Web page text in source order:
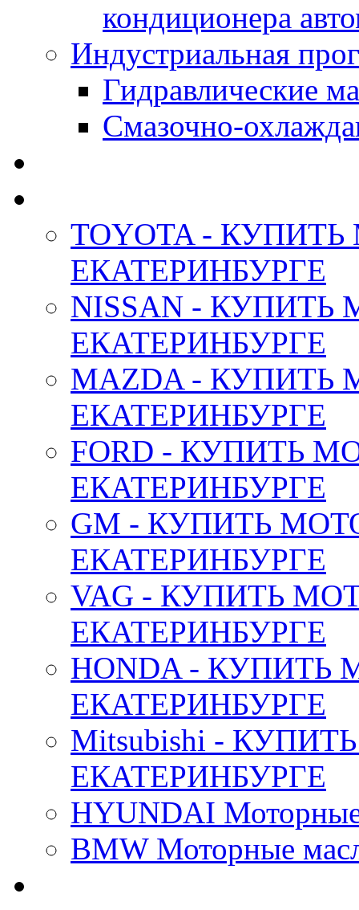
кондиционера
Индустриальная
Гидравлические
Смазочно-
TOYOTA -
ЕКАТЕРИНБУРГЕ
NISSAN -
ЕКАТЕРИНБУРГЕ
MAZDA -
ЕКАТЕРИНБУРГЕ
FORD - КУПИТЬ
ЕКАТЕРИНБУРГЕ
GM - КУПИТЬ
ЕКАТЕРИНБУРГЕ
VAG - КУПИТЬ
ЕКАТЕРИНБУРГЕ
HONDA -
ЕКАТЕРИНБУРГЕ
Mitsubishi -
ЕКАТЕРИНБУРГЕ
HYUNDAI
BMW Моторные